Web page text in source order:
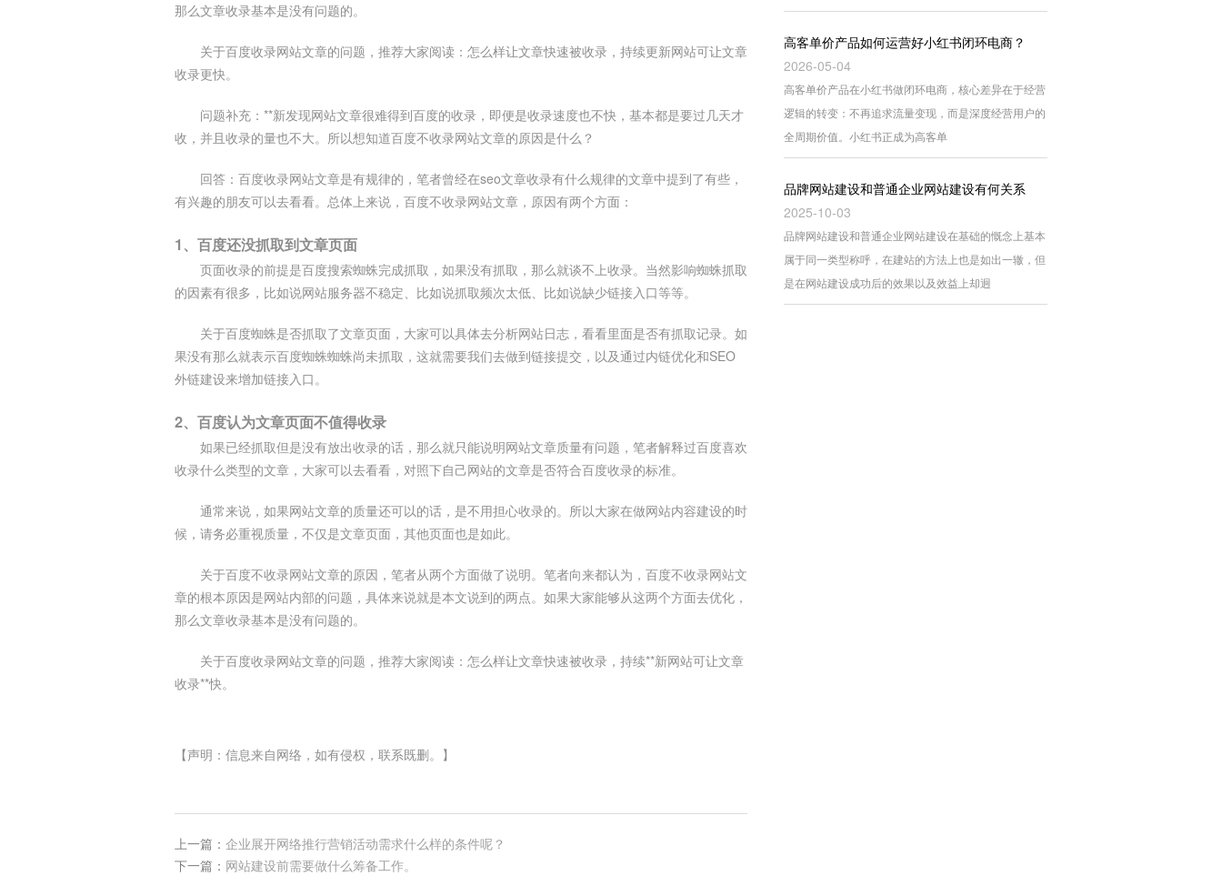
那么文章收录基本是没有问题的。
关于百度收录网站文章的问题，推荐大家阅读：怎么样让文章快速被收录，持续更新网站可让文章
收录更快。
问题补充：**新发现网站文章很难得到百度的收录，即便是收录速度也不快，基本都是要过几天才
收，并且收录的量也不大。所以想知道百度不收录网站文章的原因是什么？
回答：百度收录网站文章是有规律的，笔者曾经在seo文章收录有什么规律的文章中提到了有些，
有兴趣的朋友可以去看看。总体上来说，百度不收录网站文章，原因有两个方面：
1、百度还没抓取到文章页面
页面收录的前提是百度搜索蜘蛛完成抓取，如果没有抓取，那么就谈不上收录。当然影响蜘蛛抓取
的因素有很多，比如说网站服务器不稳定、比如说抓取频次太低、比如说缺少链接入口等等。
关于百度蜘蛛是否抓取了文章页面，大家可以具体去分析网站日志，看看里面是否有抓取记录。如
果没有那么就表示百度蜘蛛蜘蛛尚未抓取，这就需要我们去做到链接提交，以及通过内链优化和SEO
外链建设来增加链接入口。
2、百度认为文章页面不值得收录
如果已经抓取但是没有放出收录的话，那么就只能说明网站文章质量有问题，笔者解释过百度喜欢
收录什么类型的文章，大家可以去看看，对照下自己网站的文章是否符合百度收录的标准。
通常来说，如果网站文章的质量还可以的话，是不用担心收录的。所以大家在做网站内容建设的时
候，请务必重视质量，不仅是文章页面，其他页面也是如此。
关于百度不收录网站文章的原因，笔者从两个方面做了说明。笔者向来都认为，百度不收录网站文
章的根本原因是网站内部的问题，具体来说就是本文说到的两点。如果大家能够从这两个方面去优化，
那么文章收录基本是没有问题的。
关于百度收录网站文章的问题，推荐大家阅读：怎么样让文章快速被收录，持续**新网站可让文章
收录**快。
【声明：信息来自网络，如有侵权，联系既删。】
上一篇： 企业展开网络推行营销活动需求什么样的条件呢？
下一篇： 网站建设前需要做什么筹备工作。
高客单价产品如何运营好小红书闭环电商？
2026-05-04
高客单价产品在小红书做闭环电商，核心差异在于经营
逻辑的转变：不再追求流量变现，而是深度经营用户的
全周期价值。小红书正成为高客单
品牌网站建设和普通企业网站建设有何关系
2025-10-03
品牌网站建设和普通企业网站建设在基础的慨念上基本
属于同一类型称呼，在建站的方法上也是如出一辙，但
是在网站建设成功后的效果以及效益上却迥